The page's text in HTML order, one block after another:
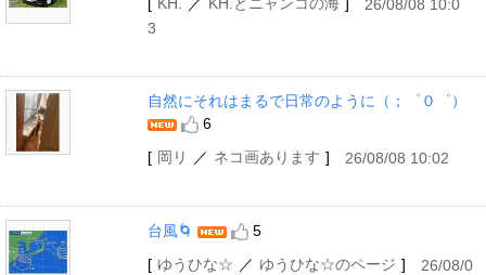
[ KH. ／ KH.とニャンコの海 ]
26/08/08 10:0
3
自然にそれはまるで日常のように（；゜０゜）
6
[ 岡リ ／ ネコ画あります ] 26/08/08 10:02
台風🌀
5
[ ゆうひな☆ ／ ゆうひな☆のページ ]
26/08/0